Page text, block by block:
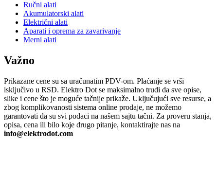
Ručni alati
Akumulatorski alati
Električni alati
Aparati i oprema za zavarivanje
Merni alati
Važno
Prikazane cene su sa uračunatim PDV-om. Plaćanje se vrši
isključivo u RSD. Elektro Dot se maksimalno trudi da sve opise,
slike i cene što je moguće tačnije prikaže. Uključujući sve resurse, a
zbog komplikovanosti sistema online prodaje, ne možemo
garantovati da su svi podaci na našem sajtu tačni. Za proveru stanja,
opisa, cena ili bilo koje drugo pitanje, kontaktirajte nas na
info@elektrodot.com